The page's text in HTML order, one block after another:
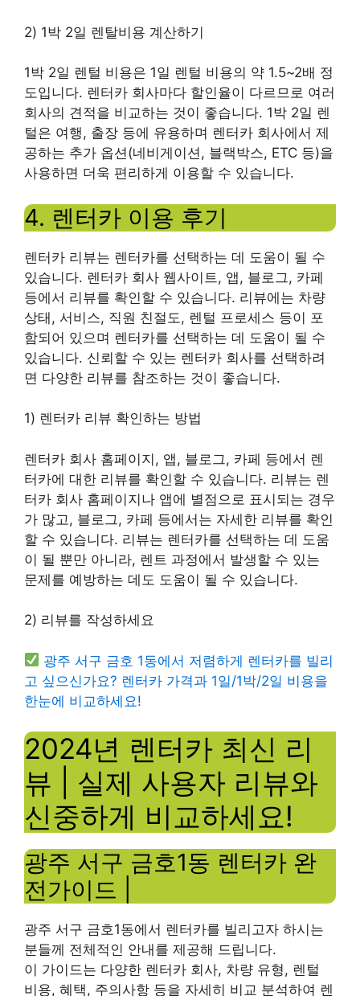
2) 1박 2일 렌탈비용 계산하기
1박 2일 렌털 비용은 1일 렌털 비용의 약 1.5~2배 정
도입니다. 렌터카 회사마다 할인율이 다르므로 여러
회사의 견적을 비교하는 것이 좋습니다. 1박 2일 렌
털은 여행, 출장 등에 유용하며 렌터카 회사에서 제
공하는 추가 옵션(네비게이션, 블랙박스, ETC 등)을
사용하면 더욱 편리하게 이용할 수 있습니다.
4. 렌터카 이용 후기
렌터카 리뷰는 렌터카를 선택하는 데 도움이 될 수
있습니다. 렌터카 회사 웹사이트, 앱, 블로그, 카페
등에서 리뷰를 확인할 수 있습니다. 리뷰에는 차량
상태, 서비스, 직원 친절도, 렌털 프로세스 등이 포
함되어 있으며 렌터카를 선택하는 데 도움이 될 수
있습니다. 신뢰할 수 있는 렌터카 회사를 선택하려
면 다양한 리뷰를 참조하는 것이 좋습니다.
1) 렌터카 리뷰 확인하는 방법
렌터카 회사 홈페이지, 앱, 블로그, 카페 등에서 렌
터카에 대한 리뷰를 확인할 수 있습니다. 리뷰는 렌
터카 회사 홈페이지나 앱에 별점으로 표시되는 경우
가 많고, 블로그, 카페 등에서는 자세한 리뷰를 확인
할 수 있습니다. 리뷰는 렌터카를 선택하는 데 도움
이 될 뿐만 아니라, 렌트 과정에서 발생할 수 있는
문제를 예방하는 데도 도움이 될 수 있습니다.
2) 리뷰를 작성하세요
광주 서구 금호 1동에서 저렴하게 렌터카를 빌리
고 싶으신가요? 렌터카 가격과 1일/1박/2일 비용을
한눈에 비교하세요!
2024년 렌터카 최신 리
뷰 | 실제 사용자 리뷰와
신중하게 비교하세요!
광주 서구 금호1동 렌터카 완
전가이드 |
광주 서구 금호1동에서 렌터카를 빌리고자 하시는
분들께 전체적인 안내를 제공해 드립니다.
이 가이드는 다양한 렌터카 회사, 차량 유형, 렌털
비용, 혜택, 주의사항 등을 자세히 비교 분석하여 렌